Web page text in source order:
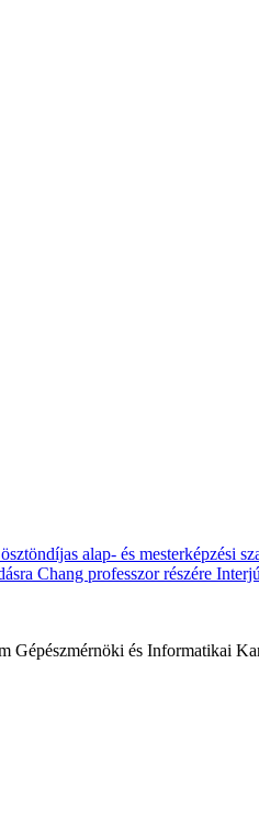
alap- és mesterképzési
Chang professzor részére
Gépészmérnöki és Informatikai